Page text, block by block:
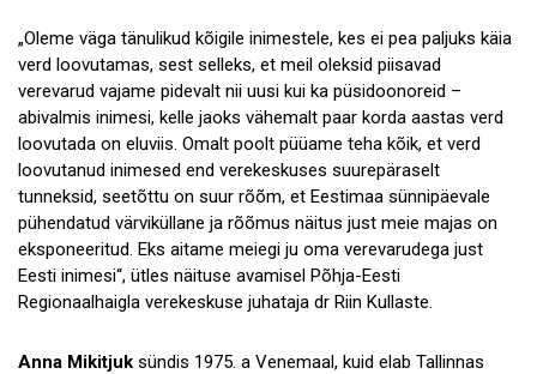
„Oleme väga tänulikud kõigile inimestele, kes ei pea paljuks käia
verd loovutamas, sest selleks, et meil oleksid piisavad
verevarud vajame pidevalt nii uusi kui ka püsidoonoreid –
abivalmis inimesi, kelle jaoks vähemalt paar korda aastas verd
loovutada on eluviis. Omalt poolt püüame teha kõik, et verd
loovutanud inimesed end verekeskuses suurepäraselt
tunneksid, seetõttu on suur rõõm, et Eestimaa sünnipäevale
pühendatud värviküllane ja rõõmus näitus just meie majas on
eksponeeritud. Eks aitame meiegi ju oma verevarudega just
Eesti inimesi“, ütles näituse avamisel Põhja-Eesti
Regionaalhaigla verekeskuse juhataja dr Riin Kullaste.
Anna Mikitjuk sündis 1975. a Venemaal, kuid elab Tallinnas